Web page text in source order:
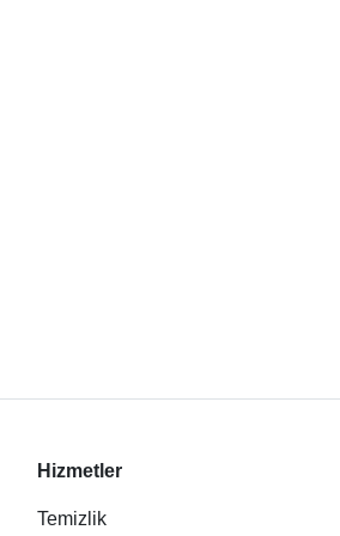
Hizmetler
Temizlik